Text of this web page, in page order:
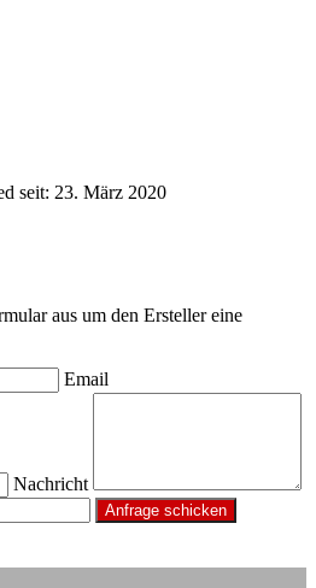
seit: 23. März 2020
aus um den Ersteller eine
Email
Nachricht